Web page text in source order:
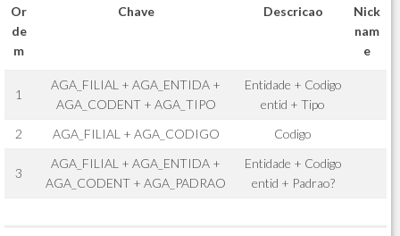
Or
de
m
Chave Descricao
Nick
nam
e
1
AGA_FILIAL + AGA_ENTIDA +
AGA_CODENT + AGA_TIPO
Entidade + Codigo
entid + Tipo
2
AGA_FILIAL + AGA_CODIGO Codigo
3
AGA_FILIAL + AGA_ENTIDA +
AGA_CODENT + AGA_PADRAO
Entidade + Codigo
entid + Padrao?